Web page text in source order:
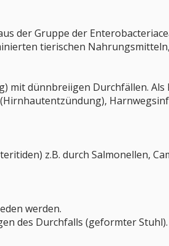
der Gruppe der
tierischen
mit dünnbreiigen Durchfällen.
z.B. durch Salmonellen,
werden.
des Durchfalls (geformter Stuhl).